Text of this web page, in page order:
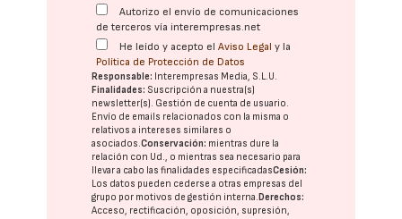
Autorizo el envío de comunicaciones
de terceros vía interempresas.net
He leído y acepto elAviso Legal y la
Política de Protección de Datos
Responsable: Interempresas Media, S.L.U.
Finalidades: Suscripción a nuestra(s)
newsletter(s). Gestión de cuenta de usuario.
Envío de emails relacionados con la misma o
relativos a intereses similares o
asociados.Conservación: mientras dure la
relación con Ud., o mientras sea necesario para
llevar a cabo las finalidades especificadasCesión:
Los datos pueden cederse a otras empresas del
grupo por motivos de gestión interna.Derechos:
Acceso, rectificación, oposición, supresión,